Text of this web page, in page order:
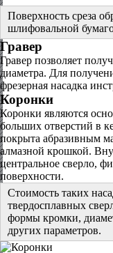
Поверхность среза
шлифовальной
Гравер
Гравер позволяет
диаметра. Для
фрезерная насадка
Коронки
Коронки являются
больших отверстий в
покрыта абразивным
алмазной крошкой.
центральное сверло,
поверхности.
Стоимость таких
твердосплавных
формы кромки,
других параметров.